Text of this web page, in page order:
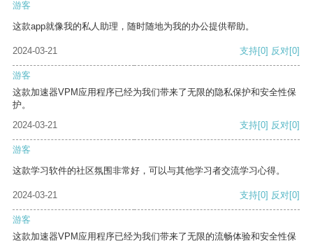
游客
这款app就像我的私人助理，随时随地为我的办公提供帮助。
2024-03-21 支持[0] 反对[0]
游客
这款加速器VPM应用程序已经为我们带来了无限的隐私保护和安全性保
护。
2024-03-21
支持[0] 反对[0]
游客
这款学习软件的社区氛围非常好，可以与其他学习者交流学习心得。
2024-03-21 支持[0] 反对[0]
游客
这款加速器VPM应用程序已经为我们带来了无限的流畅体验和安全性保